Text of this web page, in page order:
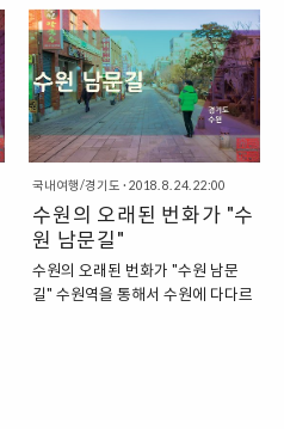
름인 화서문은 "화성의 서쪽"이라는
것에서 유래되었습니다. 화성(華城)
의 서쪽(西)에 있다는 것에서 "화서
문(華西門)"이라고 이름을 붙인..
신도시라고 할 수 있는 성이지요.
2018/08/25 - 수원의 랜드마크
"수원화성" “수원화성의 남문, 팔달
문에서 시작한 성곽길 걷기 여행”
이렇게 수원역에서 출발한 우리는
"수원화성"의 남문인 "팔달문"에 다
다랐습니다. 팔달문에 다다른 우리
는 수원성곽을 따라서 한 바퀴 둘러
보는 일정을 세웠는데요. 사실, 이
날의 날씨를 감안하면, 이런 결정을
히 한겨울의 날씨를 유지하고 있었
고, 바람이 제법 부는 날이었기에 오
국내여행/경기도 · 2018. 8. 24. 22:00
수원의 오래된 번화가 "수
원 남문길"
수원의 오래된 번화가 "수원 남문
길" 수원역을 통해서 수원에 다다르